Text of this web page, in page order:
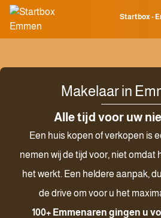
Spring naar inhoud
Startbox -
Makelaar in
Alle tijd voor uw
Een huis kopen of verkopen is
nemen wij de tijd voor, niet omdat
het werkt. Een heldere aanpak,
de drive om voor u het
100+ Emmenaren gingen u